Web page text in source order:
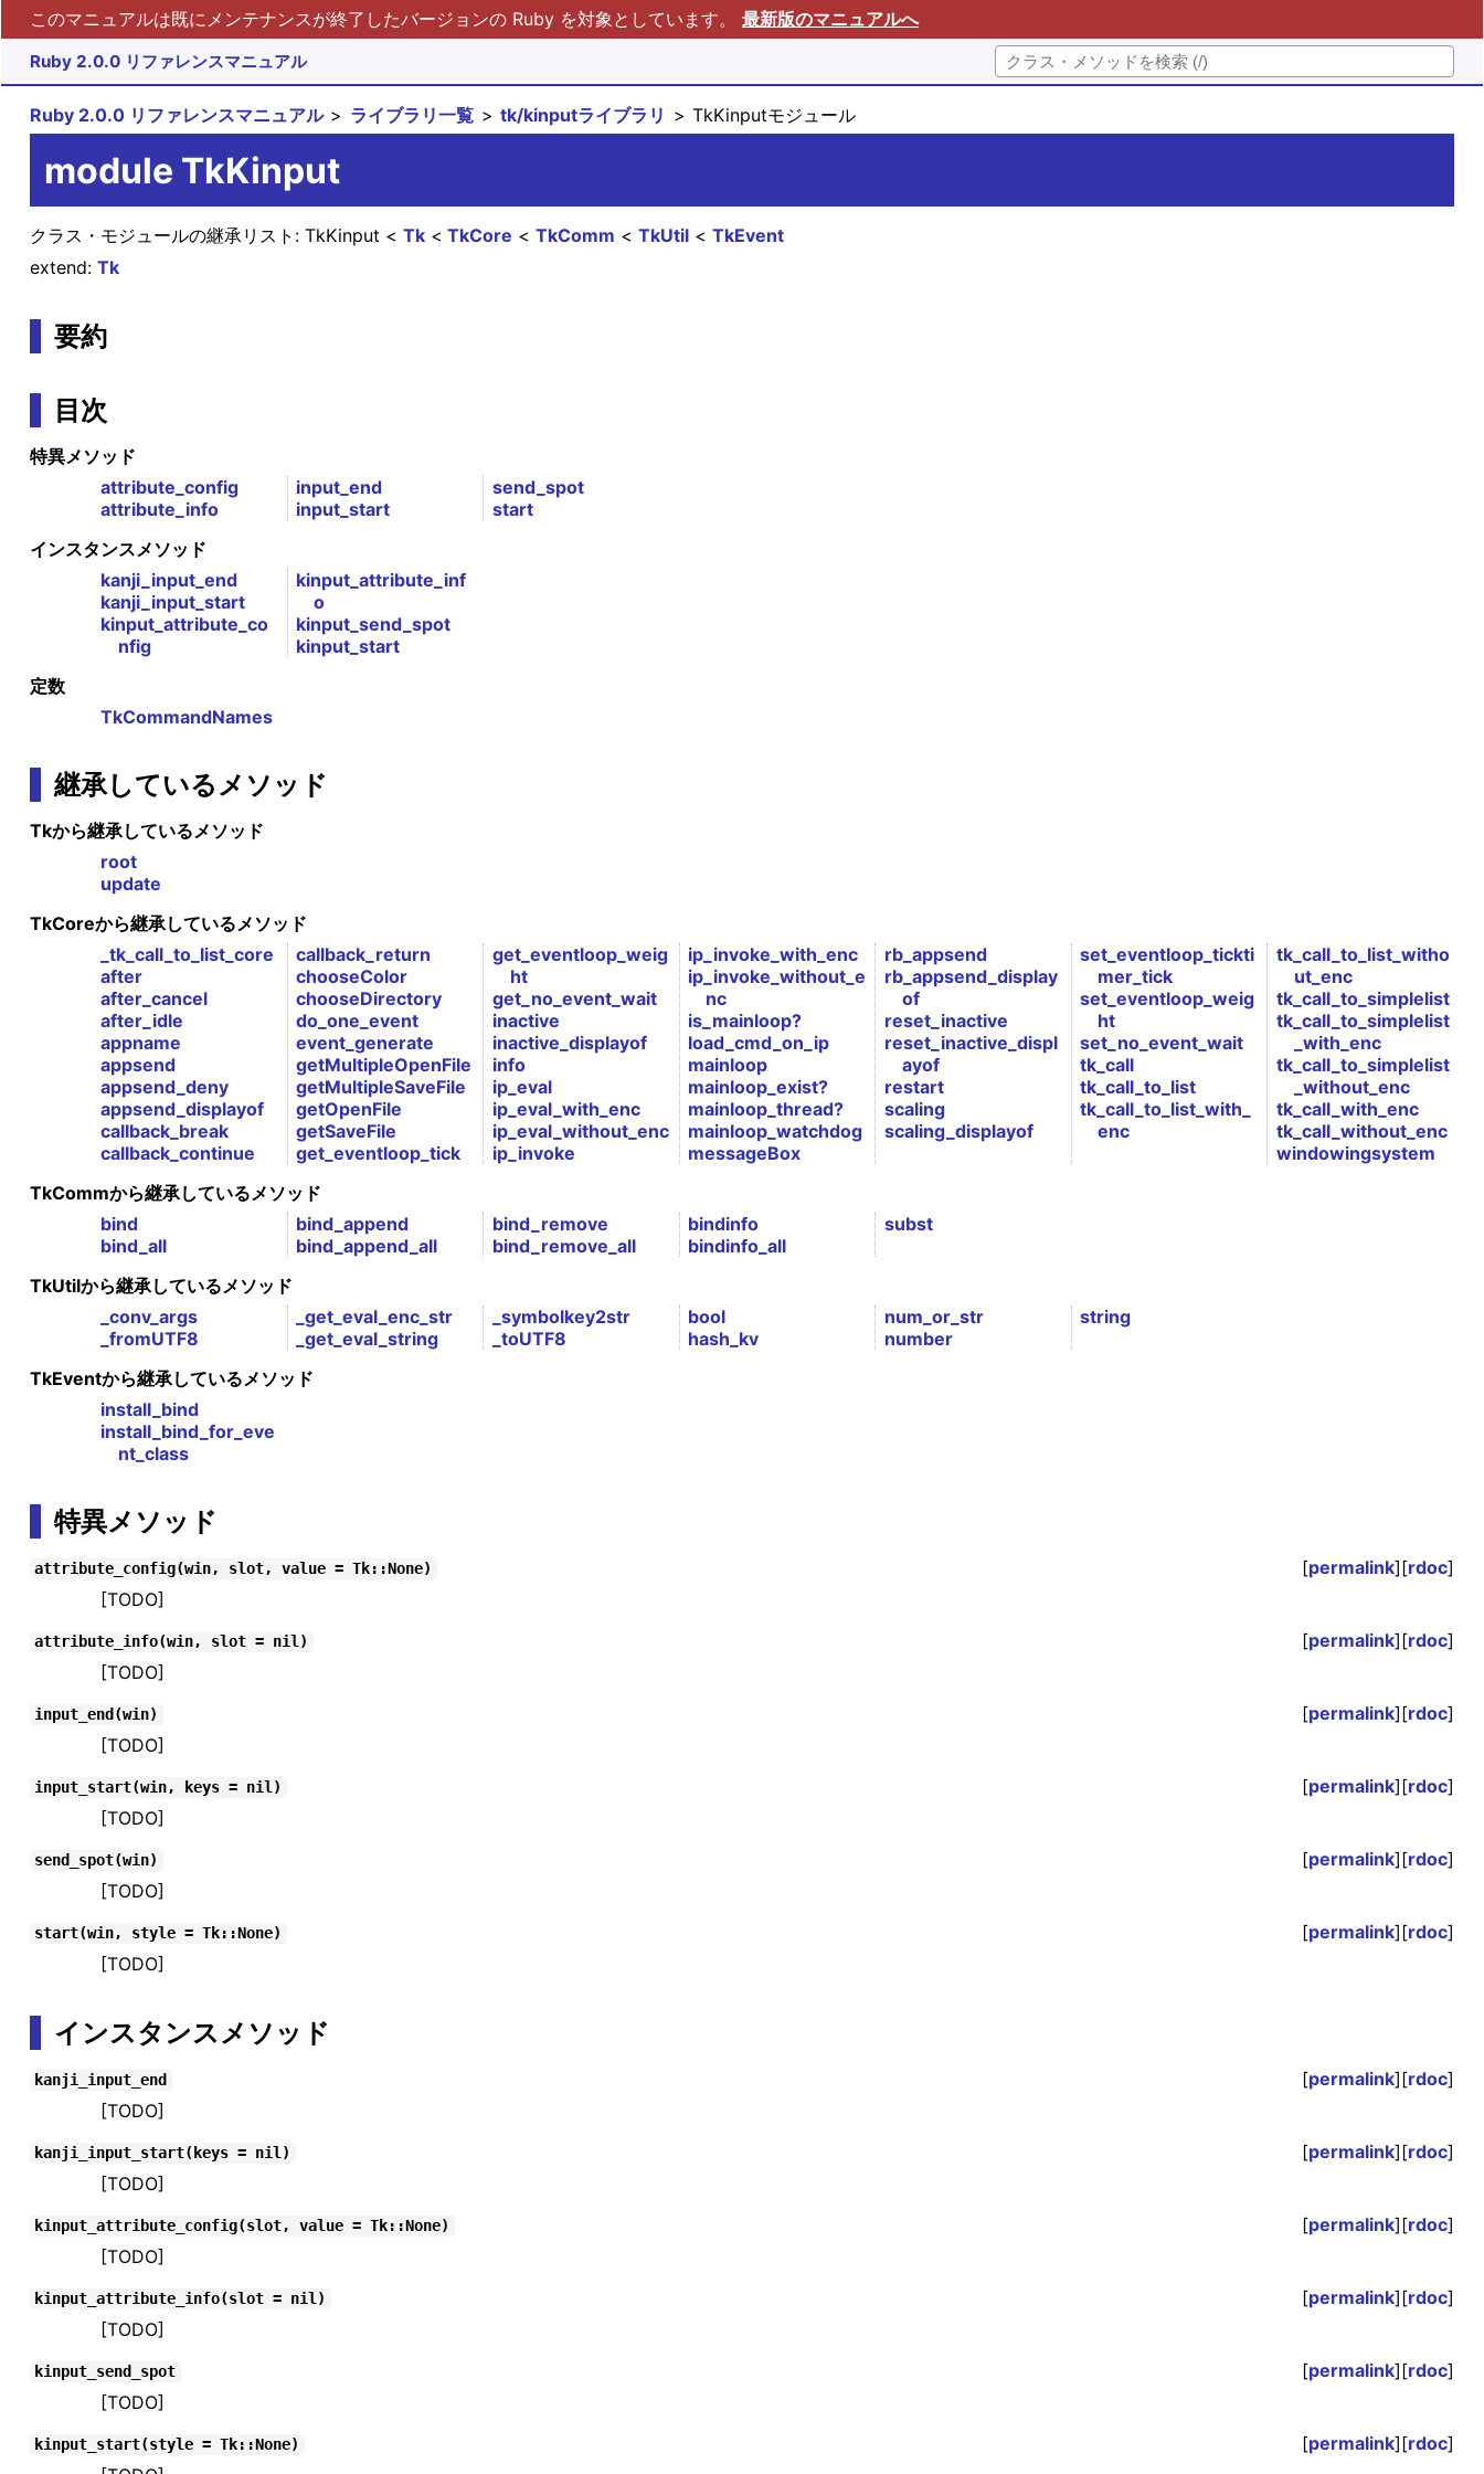
このマニュアルは既にメンテナンスが終了したバージョンの Ruby を対象としています。 最新版のマニュアルへ
Ruby 2.0.0 リファレンスマニュアル
Ruby 2.0.0 リファレンスマニュアル ライブラリ一覧 tk/kinputライブラリ TkKinputモジュール
module TkKinput
クラス・モジュールの継承リスト: TkEvent
TkUtil
TkComm
TkCore
Tk
TkKinput
extend: Tk
要約
目次
特異メソッド
attribute_config
attribute_info
input_end
input_start
send_spot
start
インスタンスメソッド
kanji_input_end
kanji_input_start
kinput_attribute_co
nfig
kinput_attribute_inf
o
kinput_send_spot
kinput_start
定数
TkCommandNames
継承しているメソッド
Tkから継承しているメソッド
root
update
TkCoreから継承しているメソッド
_tk_call_to_list_core
after
after_cancel
after_idle
appname
appsend
appsend_deny
appsend_displayof
callback_break
callback_continue
callback_return
chooseColor
chooseDirectory
do_one_event
event_generate
getMultipleOpenFile
getMultipleSaveFile
getOpenFile
getSaveFile
get_eventloop_tick
get_eventloop_weig
ht
get_no_event_wait
inactive
inactive_displayof
info
ip_eval
ip_eval_with_enc
ip_eval_without_enc
ip_invoke
ip_invoke_with_enc
ip_invoke_without_e
nc
is_mainloop?
load_cmd_on_ip
mainloop
mainloop_exist?
mainloop_thread?
mainloop_watchdog
messageBox
rb_appsend
rb_appsend_display
of
reset_inactive
reset_inactive_displ
ayof
restart
scaling
scaling_displayof
set_eventloop_tickti
mer_tick
set_eventloop_weig
ht
set_no_event_wait
tk_call
tk_call_to_list
tk_call_to_list_with_
enc
tk_call_to_list_witho
ut_enc
tk_call_to_simplelist
tk_call_to_simplelist
_with_enc
tk_call_to_simplelist
_without_enc
tk_call_with_enc
tk_call_without_enc
windowingsystem
TkCommから継承しているメソッド
bind
bind_all
bind_append
bind_append_all
bind_remove
bind_remove_all
bindinfo
bindinfo_all
subst
TkUtilから継承しているメソッド
_conv_args
_fromUTF8
_get_eval_enc_str
_get_eval_string
_symbolkey2str
_toUTF8
bool
hash_kv
num_or_str
number
string
TkEventから継承しているメソッド
install_bind
install_bind_for_eve
nt_class
特異メソッド
attribute_config(win, slot, value = Tk::None) [permalink][rdoc]
[TODO]
attribute_info(win, slot = nil) [permalink][rdoc]
[TODO]
input_end(win) [permalink][rdoc]
[TODO]
input_start(win, keys = nil) [permalink][rdoc]
[TODO]
send_spot(win) [permalink][rdoc]
[TODO]
start(win, style = Tk::None) [permalink][rdoc]
[TODO]
インスタンスメソッド
kanji_input_end [permalink][rdoc]
[TODO]
kanji_input_start(keys = nil) [permalink][rdoc]
[TODO]
kinput_attribute_config(slot, value = Tk::None) [permalink][rdoc]
[TODO]
kinput_attribute_info(slot = nil) [permalink][rdoc]
[TODO]
kinput_send_spot [permalink][rdoc]
[TODO]
kinput_start(style = Tk::None) [permalink][rdoc]